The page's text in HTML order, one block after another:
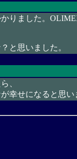
りました。
と思いました。
、
幸せになると思い